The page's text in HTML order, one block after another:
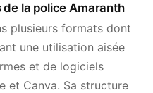
la police Amaranth
plusieurs formats dont
une utilisation aisée
et de logiciels
et Canva. Sa structure